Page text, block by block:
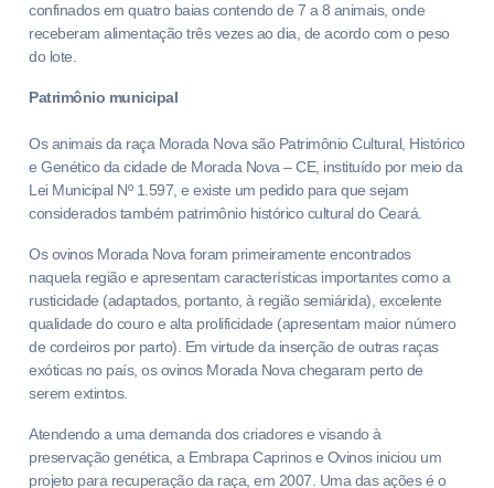
confinados em quatro baias contendo de 7 a 8 animais, onde
receberam alimentação três vezes ao dia, de acordo com o peso
do lote.
Patrimônio municipal
Os animais da raça Morada Nova são Patrimônio Cultural, Histórico
e Genético da cidade de Morada Nova – CE, instituído por meio da
Lei Municipal Nº 1.597, e existe um pedido para que sejam
considerados também patrimônio histórico cultural do Ceará.
Os ovinos Morada Nova foram primeiramente encontrados
naquela região e apresentam características importantes como a
rusticidade (adaptados, portanto, à região semiárida), excelente
qualidade do couro e alta prolificidade (apresentam maior número
de cordeiros por parto). Em virtude da inserção de outras raças
exóticas no país, os ovinos Morada Nova chegaram perto de
serem extintos.
Atendendo a uma demanda dos criadores e visando à
preservação genética, a Embrapa Caprinos e Ovinos iniciou um
projeto para recuperação da raça, em 2007. Uma das ações é o